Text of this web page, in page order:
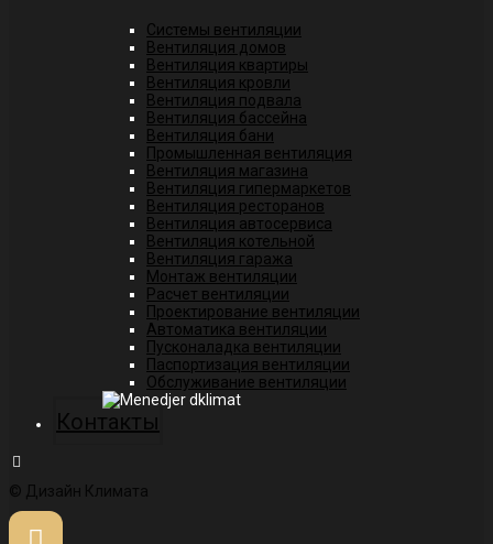
Системы вентиляции
Вентиляция домов
Вентиляция квартиры
Вентиляция кровли
Вентиляция подвала
Вентиляция бассейна
Вентиляция бани
Промышленная вентиляция
Вентиляция магазина
Вентиляция гипермаркетов
Вентиляция ресторанов
Вентиляция автосервиса
Вентиляция котельной
Вентиляция гаража
Монтаж вентиляции
Расчет вентиляции
Проектирование вентиляции
Автоматика вентиляции
Пусконаладка вентиляции
Паспортизация вентиляции
Обслуживание вентиляции
Контакты
© Дизайн Климата